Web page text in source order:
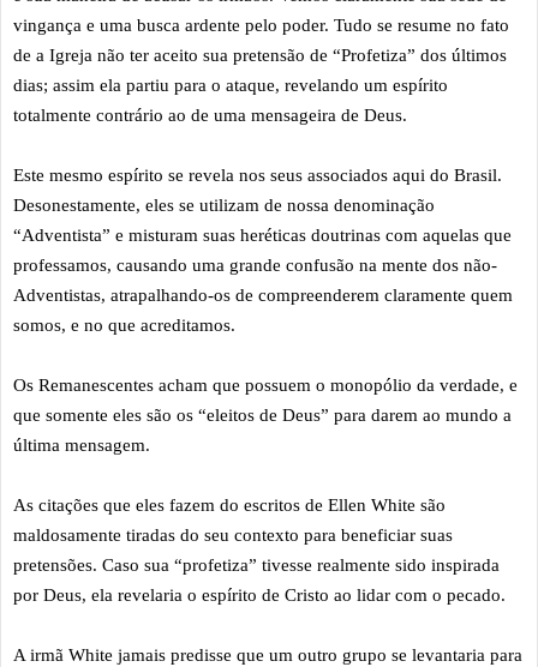
vingança e uma busca ardente pelo poder. Tudo se resume no fato
de a Igreja não ter aceito sua pretensão de “Profetiza” dos últimos
dias; assim ela partiu para o ataque, revelando um espírito
totalmente contrário ao de uma mensageira de Deus.
Este mesmo espírito se revela nos seus associados aqui do Brasil.
Desonestamente, eles se utilizam de nossa denominação
“Adventista” e misturam suas heréticas doutrinas com aquelas que
professamos, causando uma grande confusão na mente dos não-
Adventistas, atrapalhando-os de compreenderem claramente quem
somos, e no que acreditamos.
Os Remanescentes acham que possuem o monopólio da verdade, e
que somente eles são os “eleitos de Deus” para darem ao mundo a
última mensagem.
As citações que eles fazem do escritos de Ellen White são
maldosamente tiradas do seu contexto para beneficiar suas
pretensões. Caso sua “profetiza” tivesse realmente sido inspirada
por Deus, ela revelaria o espírito de Cristo ao lidar com o pecado.
A irmã White jamais predisse que um outro grupo se levantaria para